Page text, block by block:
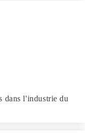
dans l'industrie du